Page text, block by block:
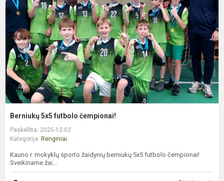
Berniukų 5x5 futbolo čempionai!
Paskelbta: 2025-12-02
Kategorija: Renginiai
Kauno r. mokyklų sporto žaidynių berniukų 5x5 futbolo čempionai!
Sveikiname žai...